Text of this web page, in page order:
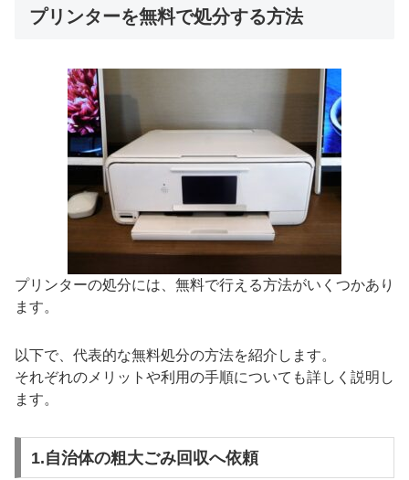
プリンターを無料で処分する方法
プリンターの処分には、無料で行える方法がいくつかあり
ます。
以下で、代表的な無料処分の方法を紹介します。
それぞれのメリットや利用の手順についても詳しく説明し
ます。
1.自治体の粗大ごみ回収へ依頼